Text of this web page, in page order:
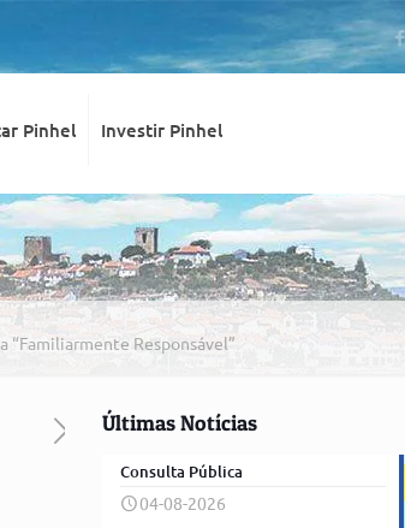
Pinhel Investir Pinhel
“Familiarmente Responsável”
Últimas Notícias
Consulta Pública
04-08-2026